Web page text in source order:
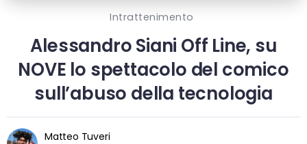
Intrattenimento
Alessandro Siani Off Line, su
NOVE lo spettacolo del comico
sull’abuso della tecnologia
Matteo Tuveri